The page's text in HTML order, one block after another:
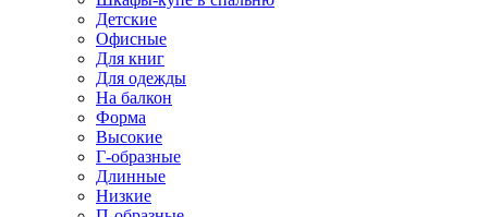
Детские
Офисные
Для книг
Для одежды
На балкон
Форма
Высокие
Г-образные
Длинные
Низкие